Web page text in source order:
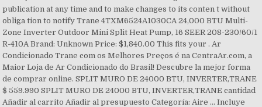
publication at any time and to make changes to its conten t without
obliga tion to notify Trane 4TXM6524A1030CA 24,000 BTU Multi-
Zone Inverter Outdoor Mini Split Heat Pump, 16 SEER 208-230/60/1
R-410A Brand: Unknown Price: $1,840.00 This fits your . Ar
Condicionado Trane com os Melhores Preços é na CentraAr.com, a
Maior Loja de Ar Condicionado do Brasil! Descubre la mejor forma
de comprar online. SPLIT MURO DE 24000 BTU, INVERTER,TRANE
$ 559.990 SPLIT MURO DE 24000 BTU, INVERTER,TRANE cantidad
Añadir al carrito Añadir al presupuesto Categoría: Aire … Incluye